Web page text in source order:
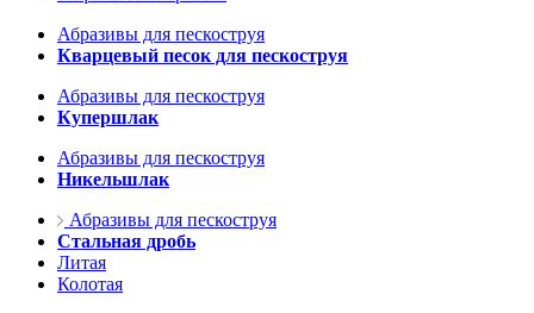
Абразивы для пескоструя
Кварцевый песок для пескоструя
Абразивы для пескоструя
Купершлак
Абразивы для пескоструя
Никельшлак
Абразивы для пескоструя
Стальная дробь
Литая
Колотая